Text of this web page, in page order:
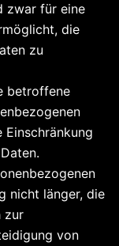
zwar für eine
die
zu
betroffene
nicht länger, die
zur
von